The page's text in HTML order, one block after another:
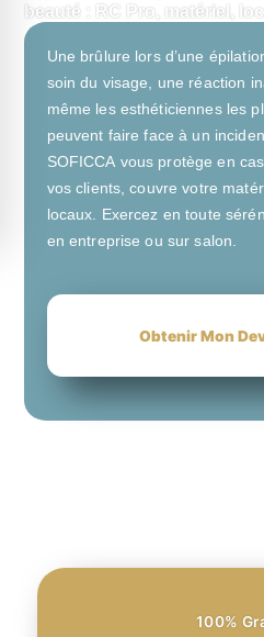
beauté : RC Pro, matériel,
Une brûlure lors d’une
soin du visage, une réaction
même les esthéticiennes les
peuvent faire face à un
SOFICCA vous protège en
vos clients, couvre votre
locaux. Exercez en toute
en entreprise ou sur salon.
Obtenir Mon
100%